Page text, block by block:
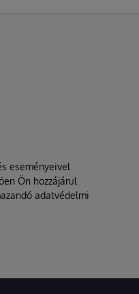
eseményeivel
Ön hozzájárul
adatvédelmi